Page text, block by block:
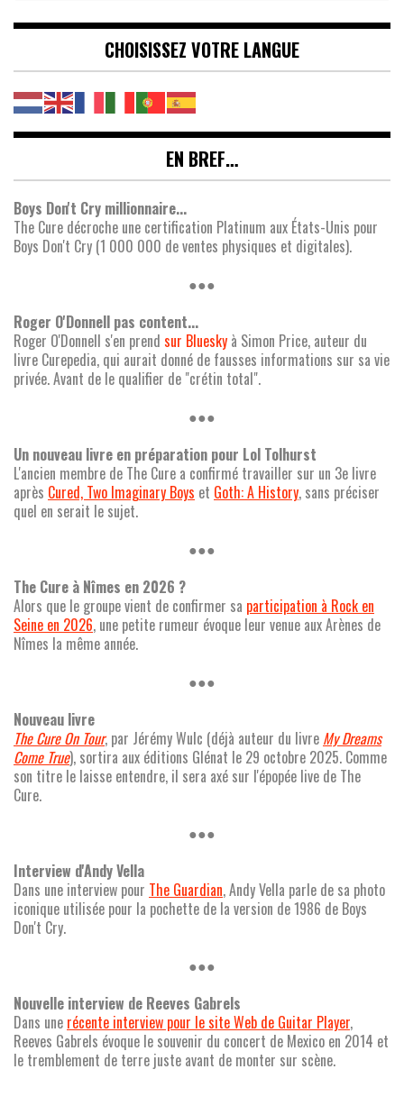
CHOISISSEZ VOTRE LANGUE
EN BREF…
Boys Don't Cry millionnaire...
The Cure décroche une certification Platinum aux États-Unis pour
Boys Don't Cry (1 000 000 de ventes physiques et digitales).
●●●
Roger O'Donnell pas content...
Roger O'Donnell s'en prend sur Bluesky à Simon Price, auteur du
livre Curepedia, qui aurait donné de fausses informations sur sa vie
privée. Avant de le qualifier de "crétin total".
●●●
Un nouveau livre en préparation pour Lol Tolhurst
L'ancien membre de The Cure a confirmé travailler sur un 3e livre
après Cured, Two Imaginary Boys et Goth: A History, sans préciser
quel en serait le sujet.
●●●
The Cure à Nîmes en 2026 ?
Alors que le groupe vient de confirmer sa participation à Rock en
Seine en 2026, une petite rumeur évoque leur venue aux Arènes de
Nîmes la même année.
●●●
Nouveau livre
The Cure On Tour, par Jérémy Wulc (déjà auteur du livre My Dreams
Come True), sortira aux éditions Glénat le 29 octobre 2025. Comme
son titre le laisse entendre, il sera axé sur l'épopée live de The
Cure.
●●●
Interview d'Andy Vella
Dans une interview pour The Guardian, Andy Vella parle de sa photo
iconique utilisée pour la pochette de la version de 1986 de Boys
Don't Cry.
●●●
Nouvelle interview de Reeves Gabrels
Dans une récente interview pour le site Web de Guitar Player,
Reeves Gabrels évoque le souvenir du concert de Mexico en 2014 et
le tremblement de terre juste avant de monter sur scène.